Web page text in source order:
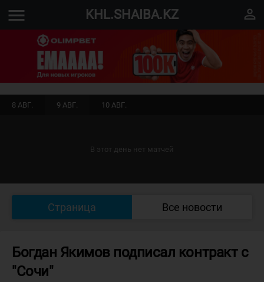
menu KHL.SHAIBA.KZ perm_identity
8 АВГ. 9 АВГ. 10 АВГ.
В этот день нет матчей
Страница Все новости
Богдан Якимов подписал контракт с
"Сочи"